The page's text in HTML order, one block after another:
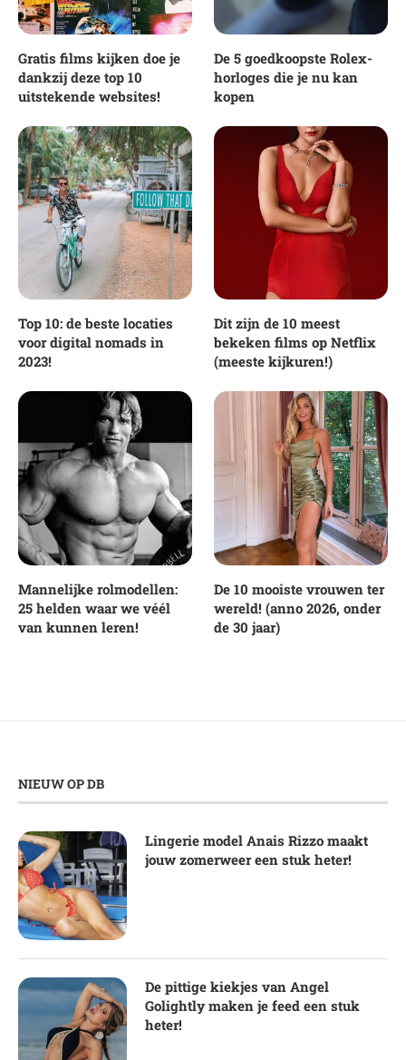
Gratis films kijken doe je
dankzij deze top 10
uitstekende websites!
De 5 goedkoopste Rolex-
horloges die je nu kan
kopen
Top 10: de beste locaties
voor digital nomads in
2023!
Dit zijn de 10 meest
bekeken films op Netflix
(meeste kijkuren!)
Mannelijke rolmodellen:
25 helden waar we véél
van kunnen leren!
De 10 mooiste vrouwen ter
wereld! (anno 2026, onder
de 30 jaar)
NIEUW OP DB
Lingerie model Anais Rizzo maakt
jouw zomerweer een stuk heter!
De pittige kiekjes van Angel
Golightly maken je feed een stuk
heter!